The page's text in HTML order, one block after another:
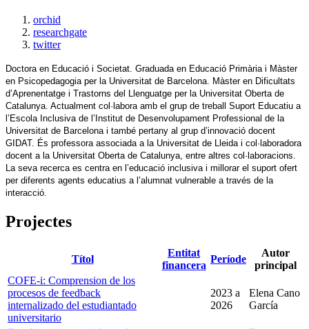
orchid
researchgate
twitter
Doctora en Educació i Societat. Graduada en Educació Primària i Màster
en Psicopedagogia per la Universitat de Barcelona. Màster en Dificultats
d’Aprenentatge i Trastorns del Llenguatge per la Universitat Oberta de
Catalunya. Actualment col·labora amb el grup de treball Suport Educatiu a
l’Escola Inclusiva de l’Institut de Desenvolupament Professional de la
Universitat de Barcelona i també pertany al grup d’innovació docent
GIDAT. És professora associada a la Universitat de Lleida i col·laboradora
docent a la Universitat Oberta de Catalunya, entre altres col·laboracions.
La seva recerca es centra en l’educació inclusiva i millorar el suport ofert
per diferents agents educatius a l’alumnat vulnerable a través de la
interacció.
Projectes
Títol
Entitat
financera
Període
Autor
principal
COFE-i: Comprension de los
procesos de feedback
internalizado del estudiantado
universitario
2023 a
2026
Elena Cano
García